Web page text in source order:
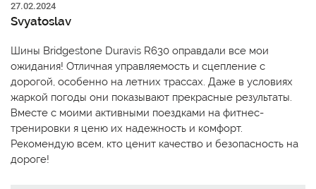
27.02.2024
Svyatoslav
Шины Bridgestone Duravis R630 оправдали все мои
ожидания! Отличная управляемость и сцепление с
дорогой, особенно на летних трассах. Даже в условиях
жаркой погоды они показывают прекрасные результаты.
Вместе с моими активными поездками на фитнес-
тренировки я ценю их надежность и комфорт.
Рекомендую всем, кто ценит качество и безопасность на
дороге!